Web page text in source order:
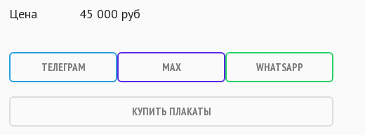
Цена
45 000 руб
ТЕЛЕГРАМ MAX WHATSAPP
КУПИТЬ ПЛАКАТЫ